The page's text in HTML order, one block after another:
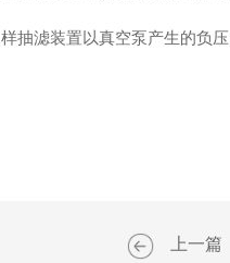
抽滤装置以真空泵产生的负
上一篇